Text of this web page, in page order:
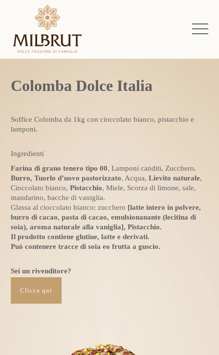
Colomba Dolce Italia
Soffice Colomba da 1kg con cioccolato bianco, pistacchio e
lamponi.
Ingredienti
Farina di grano tenero tipo 00, Lamponi canditi, Zucchero,
Burro, Tuorlo d’uovo pastorizzato, Acqua,Lievito naturale,
Cioccolato bianco,Pistacchio, Miele, Scorza di limone, sale,
mandarino, bacche di vaniglia.
Glassa al cioccolato bianco: zucchero [latte intero in polvere,
burro di cacao, pasta di cacao, emulsionanante (lecitina di
soia), aroma naturale alla vaniglia], Pistacchio.
Il prodotto contiene glutine, latte e derivati.
Può contenere tracce di soia eo frutta a guscio.
Sei un rivenditore?
Clicca qui